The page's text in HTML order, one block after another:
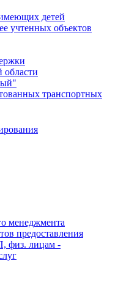
детей
учтенных объектов
транспортных
менеджмента
предоставления
физ. лицам -